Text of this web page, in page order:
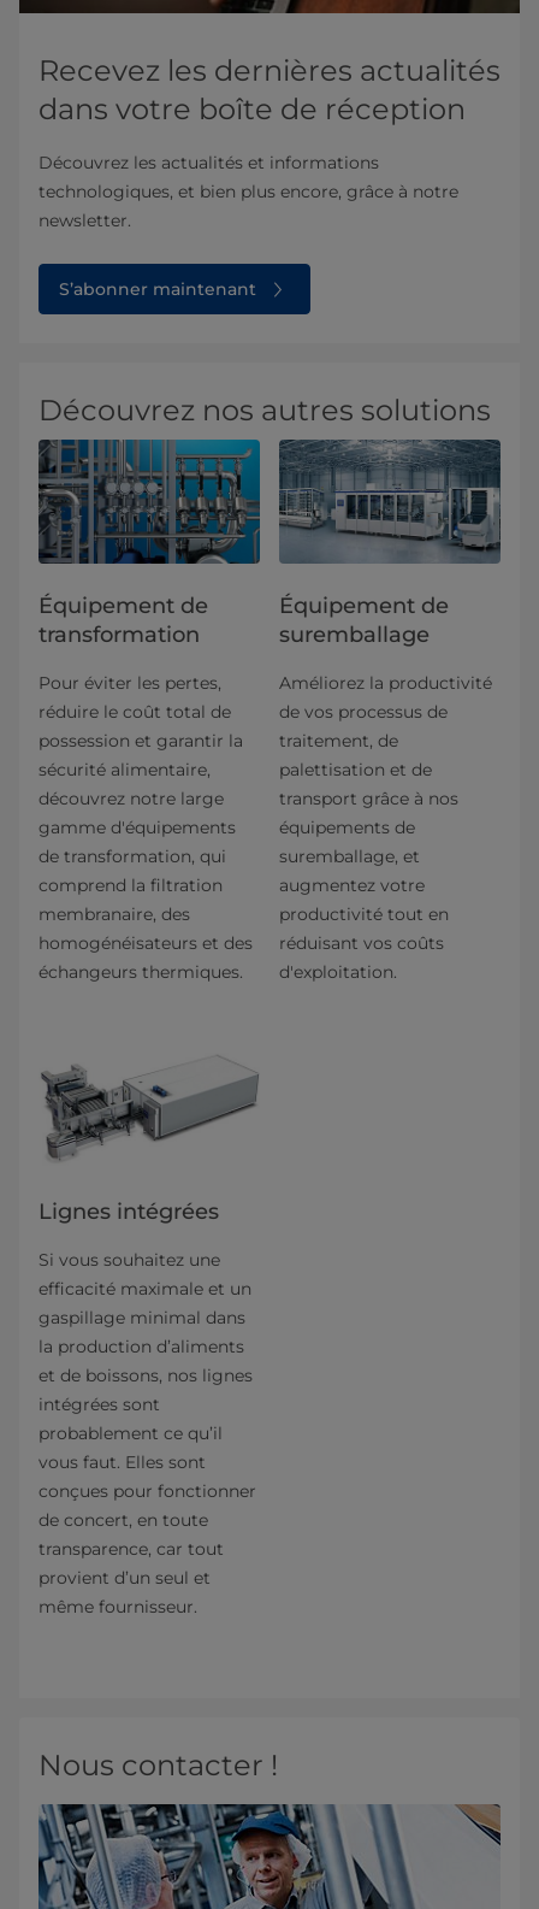
Recevez les dernières actualités
dans votre boîte de réception
Découvrez les actualités et informations
technologiques, et bien plus encore, grâce à notre
newsletter.
S’abonner maintenant
Découvrez nos autres solutions
Équipement de
transformation
Pour éviter les pertes,
réduire le coût total de
possession et garantir la
sécurité alimentaire,
découvrez notre large
gamme d'équipements
de transformation, qui
comprend la filtration
membranaire, des
homogénéisateurs et des
échangeurs thermiques.
Équipement de
suremballage
Améliorez la productivité
de vos processus de
traitement, de
palettisation et de
transport grâce à nos
équipements de
suremballage, et
augmentez votre
productivité tout en
réduisant vos coûts
d'exploitation.
Lignes intégrées
Si vous souhaitez une
efficacité maximale et un
gaspillage minimal dans
la production d’aliments
et de boissons, nos lignes
intégrées sont
probablement ce qu’il
vous faut. Elles sont
conçues pour fonctionner
de concert, en toute
transparence, car tout
provient d’un seul et
même fournisseur.
Nous contacter !